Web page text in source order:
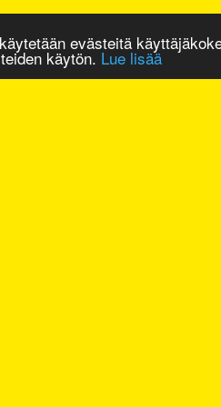
evästeitä
käytön. Lue lisää